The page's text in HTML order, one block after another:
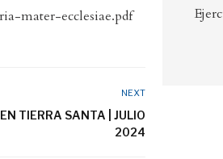
mater-ecclesiae.pdf
NEXT
TIERRA SANTA | JULIO
2024